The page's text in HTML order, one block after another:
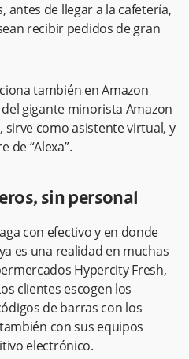
antes de llegar a la cafetería,
recibir pedidos de gran
también en Amazon
gigante minorista Amazon
como asistente virtual, y
de “Alexa”.
sin personal
con efectivo y en donde
es una realidad en muchas
Hypercity Fresh,
clientes escogen los
de barras con los
con sus equipos
electrónico.